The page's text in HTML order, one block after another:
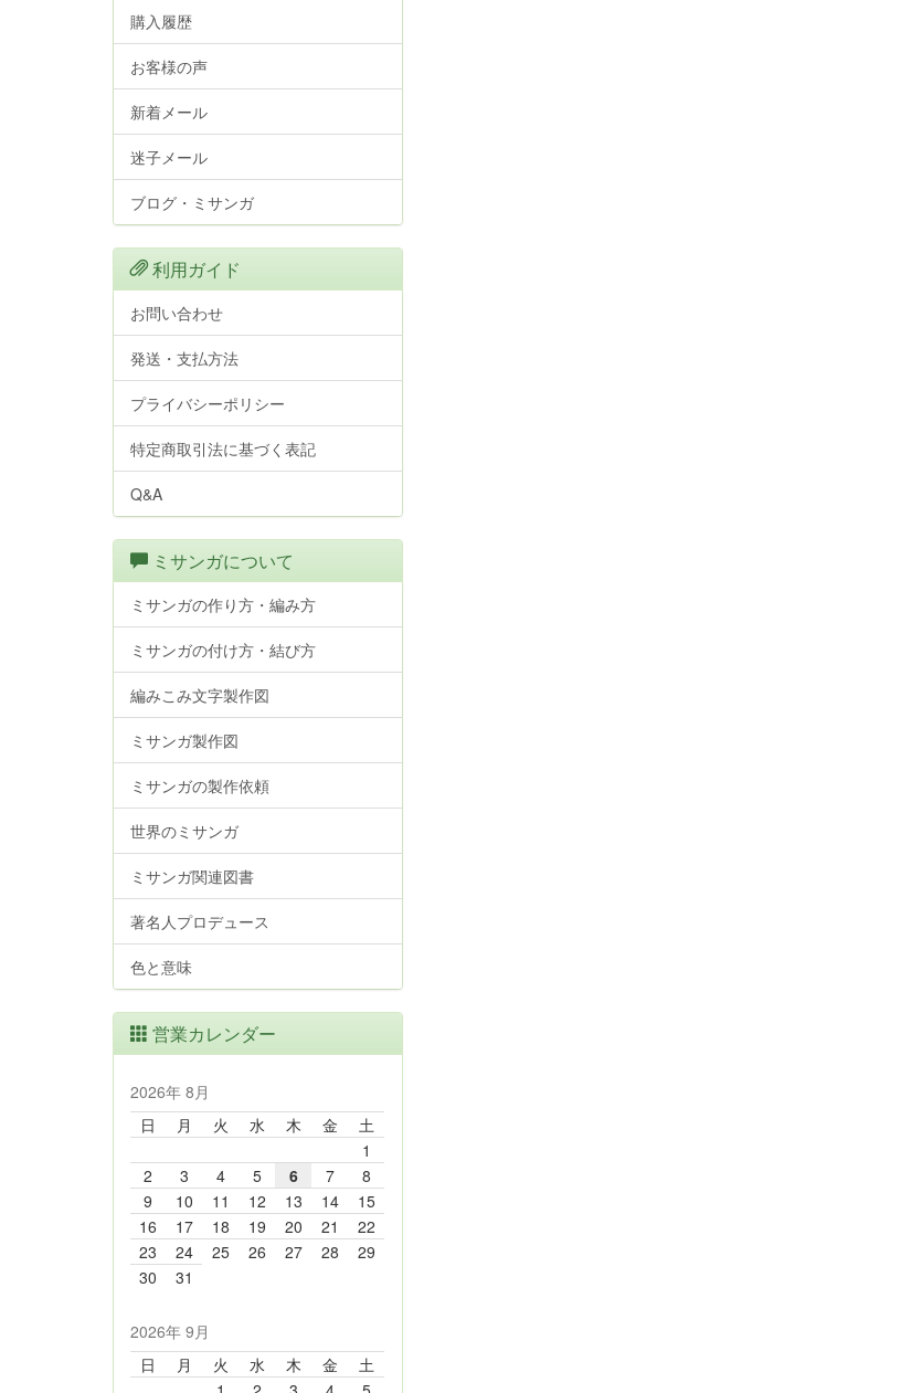
購入履歴
お客様の声
新着メール
迷子メール
ブログ・ミサンガ
利用ガイド
お問い合わせ
発送・支払方法
プライバシーポリシー
特定商取引法に基づく表記
Q&A
ミサンガについて
ミサンガの作り方・編み方
ミサンガの付け方・結び方
編みこみ文字製作図
ミサンガ製作図
ミサンガの製作依頼
世界のミサンガ
ミサンガ関連図書
著名人プロデュース
色と意味
営業カレンダー
2026年 8月
日
月 火 水 木 金
土
1
2
3 4 5 6 7
8
9
10 11 12 13 14
15
16
17 18 19 20 21
22
23
24 25 26 27 28
29
30
31
2026年 9月
日
月 火 水 木 金
土